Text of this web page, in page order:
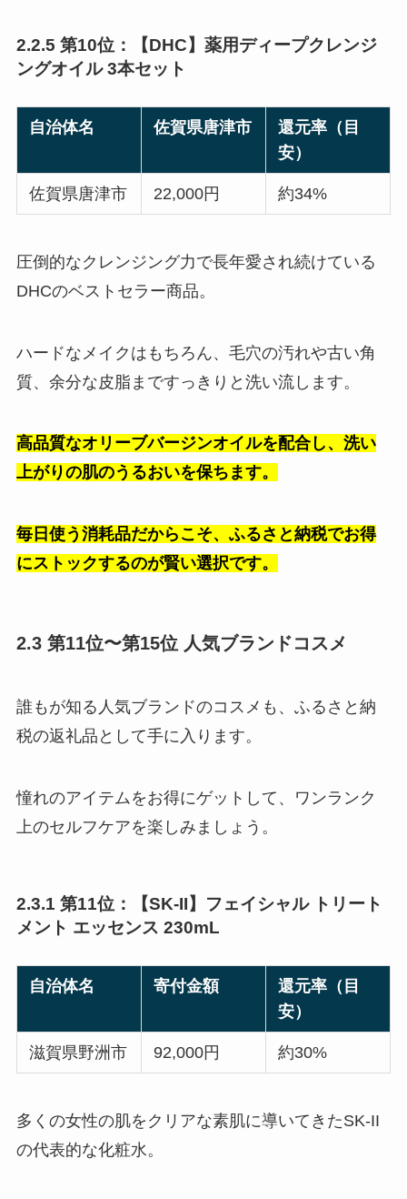
2.2.5 第10位：【DHC】薬用ディープクレンジ
ングオイル 3本セット
自治体名 佐賀県唐津市
還元率（目
安）
佐賀県唐津市 22,000円 約34%
圧倒的なクレンジング力で長年愛され続けている
DHCのベストセラー商品。
ハードなメイクはもちろん、毛穴の汚れや古い角
質、余分な皮脂まですっきりと洗い流します。
高品質なオリーブバージンオイルを配合し、洗い
上がりの肌のうるおいを保ちます。
毎日使う消耗品だからこそ、ふるさと納税でお得
にストックするのが賢い選択です。
2.3 第11位〜第15位 人気ブランドコスメ
誰もが知る人気ブランドのコスメも、ふるさと納
税の返礼品として手に入ります。
憧れのアイテムをお得にゲットして、ワンランク
上のセルフケアを楽しみましょう。
2.3.1 第11位：【SK-II】フェイシャル トリート
メント エッセンス 230mL
自治体名 寄付金額
還元率（目
安）
滋賀県野洲市 92,000円 約30%
多くの女性の肌をクリアな素肌に導いてきたSK-II
の代表的な化粧水。